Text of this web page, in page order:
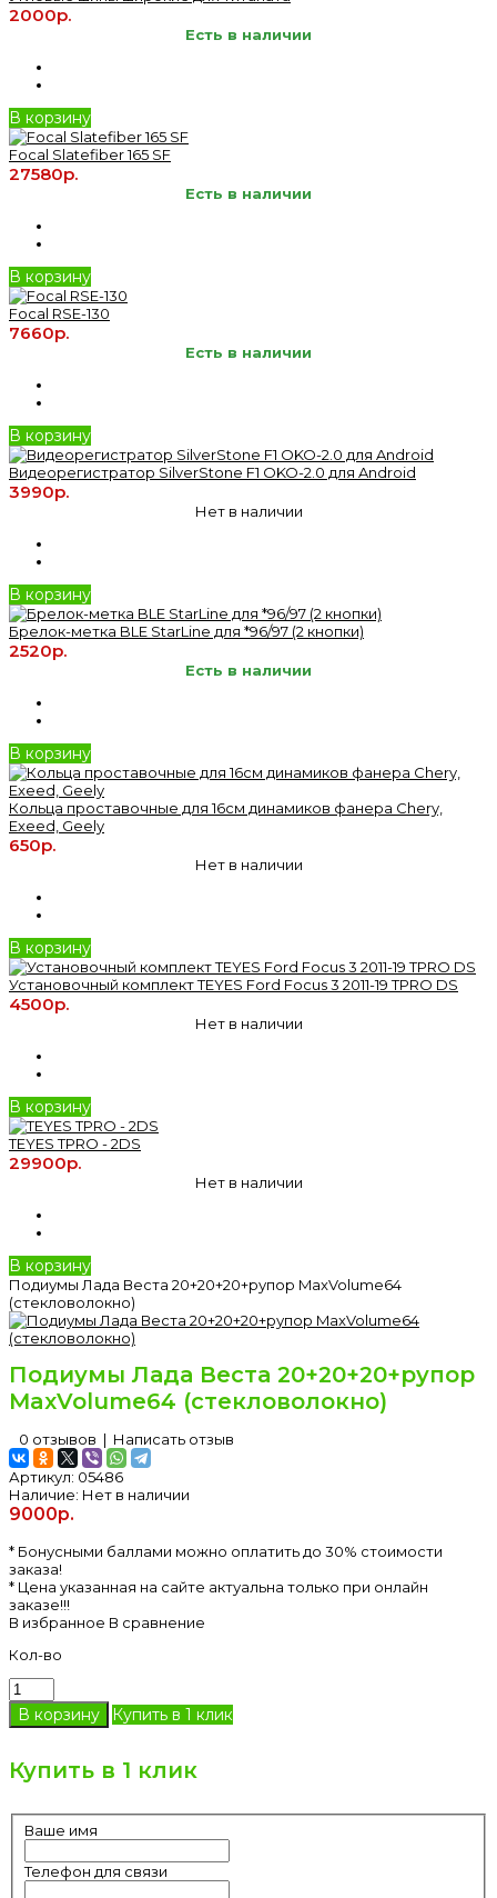
2000р.
Есть в наличии
В корзину
Focal Slatefiber 165 SF
27580р.
Есть в наличии
В корзину
Focal RSE-130
7660р.
Есть в наличии
В корзину
Видеорегистратор SilverStone F1 OKO-2.0 для Android
3990р.
Нет в наличии
В корзину
Брелок-метка BLE StarLine для *96/97 (2 кнопки)
2520р.
Есть в наличии
В корзину
Кольца проставочные для 16см динамиков фанера Chery,
Exeed, Geely
650р.
Нет в наличии
В корзину
Установочный комплект TEYES Ford Focus 3 2011-19 TPRO DS
4500р.
Нет в наличии
В корзину
TEYES TPRO - 2DS
29900р.
Нет в наличии
В корзину
Подиумы Лада Веста 20+20+20+рупор MaxVolume64
(стекловолокно)
Подиумы Лада Веста 20+20+20+рупор
MaxVolume64 (стекловолокно)
0 отзывов | Написать отзыв
Артикул: 05486
Наличие: Нет в наличии
9000р.
* Бонусными баллами можно оплатить до 30% стоимости
заказа!
* Цена указанная на сайте актуальна только при онлайн
заказе!!!
В избранное В сравнение
Кол-во
Купить в 1 клик
Купить в 1 клик
Ваше имя
Телефон для связи